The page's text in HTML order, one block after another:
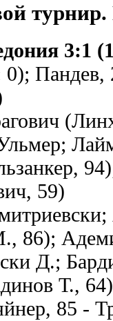
3:1
Пандев,
59)
86);
Д.;
Т.,
85 -